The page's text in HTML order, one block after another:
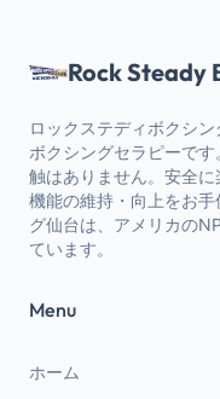
Rock Steady
ロックステディボクシ
ボクシングセラピーで
触はありません。安全
機能の維持・向上をお
グ仙台は、アメリカの
ています。
Menu
ホーム